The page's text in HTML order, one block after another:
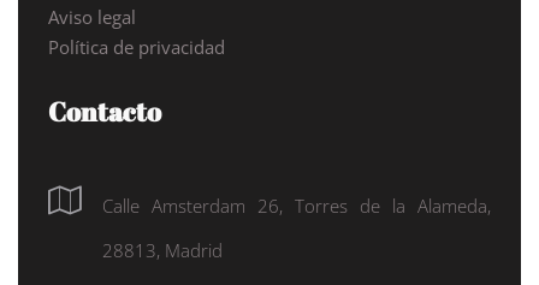
Aviso legal
Política de privacidad
Contacto
Calle Amsterdam 26, Torres de la Alameda,
28813, Madrid